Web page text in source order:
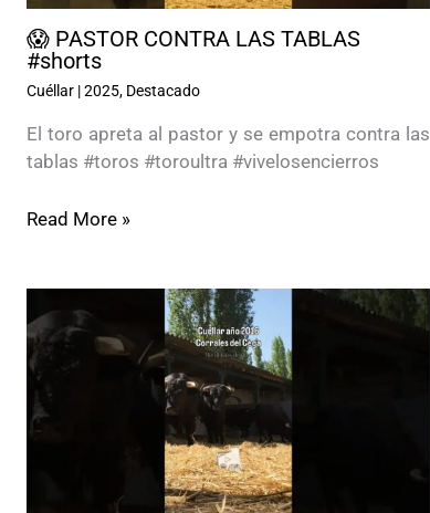
😱 PASTOR CONTRA LAS TABLAS
#shorts
Cuéllar|2025, Destacado
El toro apreta al pastor y se empotra contra las
tablas #toros #toroultra #vivelosencierros
Read More »